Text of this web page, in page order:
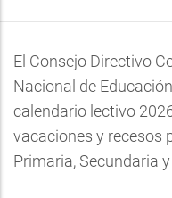
El Consejo Directivo
Nacional de
calendario lectivo
vacaciones y recesos
Primaria, Secundaria